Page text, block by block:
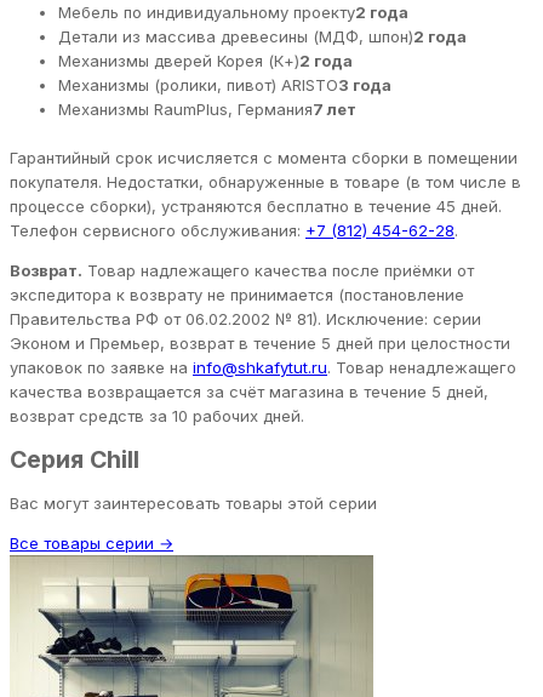
Мебель по индивидуальному проекту2 года
Детали из массива древесины (МДФ, шпон)2 года
Механизмы дверей Корея (К+)2 года
Механизмы (ролики, пивот) ARISTO3 года
Механизмы RaumPlus, Германия7 лет
Гарантийный срок исчисляется с момента сборки в помещении
покупателя. Недостатки, обнаруженные в товаре (в том числе в
процессе сборки), устраняются бесплатно в течение 45 дней.
Телефон сервисного обслуживания: +7 (812) 454-62-28.
Возврат. Товар надлежащего качества после приёмки от
экспедитора к возврату не принимается (постановление
Правительства РФ от 06.02.2002 № 81). Исключение: серии
Эконом и Премьер, возврат в течение 5 дней при целостности
упаковок по заявке на info@shkafytut.ru. Товар ненадлежащего
качества возвращается за счёт магазина в течение 5 дней,
возврат средств за 10 рабочих дней.
Серия Chill
Вас могут заинтересовать товары этой серии
Все товары серии →